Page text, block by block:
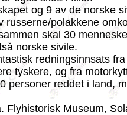
og 9 av de norske
russerne/polakkene
skal 30
norske sivile.
redningsinnsats
tyskere, og fra
personer reddet i land,
Flyhistorisk Museum,